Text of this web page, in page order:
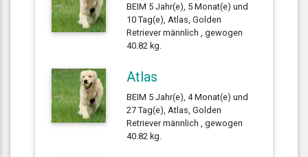
BEIM 5 Jahr(e), 5 Monat(e) und
10 Tag(e), Atlas, Golden
Retriever männlich , gewogen
40.82 kg.
Atlas
BEIM 5 Jahr(e), 4 Monat(e) und
27 Tag(e), Atlas, Golden
Retriever männlich , gewogen
40.82 kg.